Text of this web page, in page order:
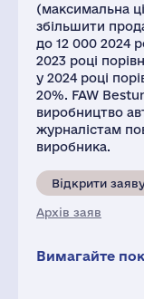
(максимальна
збільшити
до 12 000 2024
2023 році
у 2024 році
20%. FAW
виробництво
журналістам
виробника.
Відкрити
Архів заяв
Вимагайте